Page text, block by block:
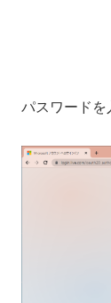
パスワードを